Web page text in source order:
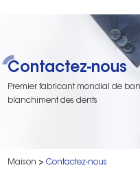
Contactez-nous
Premier fabricant mondial de
blanchiment des dents
Maison >Contactez-nous